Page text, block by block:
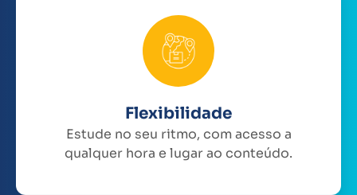
Flexibilidade
Estude no seu ritmo, com acesso a
qualquer hora e lugar ao conteúdo.